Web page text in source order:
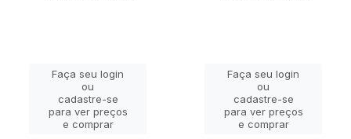
Faça seu login
ou
cadastre-se
para ver preços
e comprar
Faça seu login
ou
cadastre-se
para ver preços
e comprar